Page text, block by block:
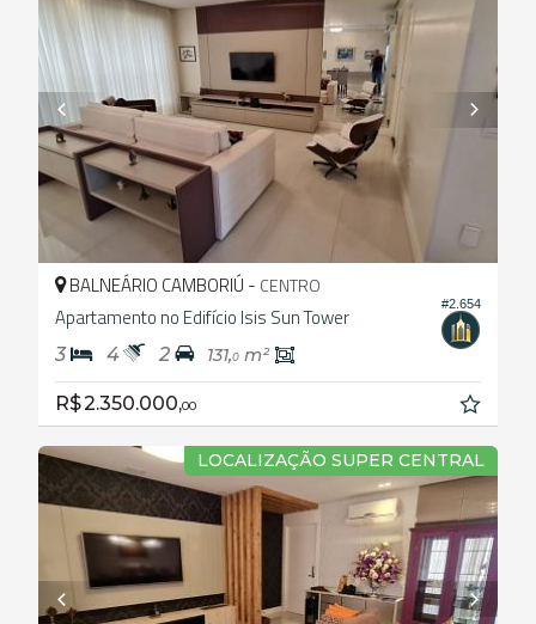
#2.654
BALNEÁRIO CAMBORIÚ - CENTRO
Apartamento no Edifício Isis Sun Tower
3 4 2 131,0 m²
R$ 2.350.000,00
LOCALIZAÇÃO SUPER CENTRAL